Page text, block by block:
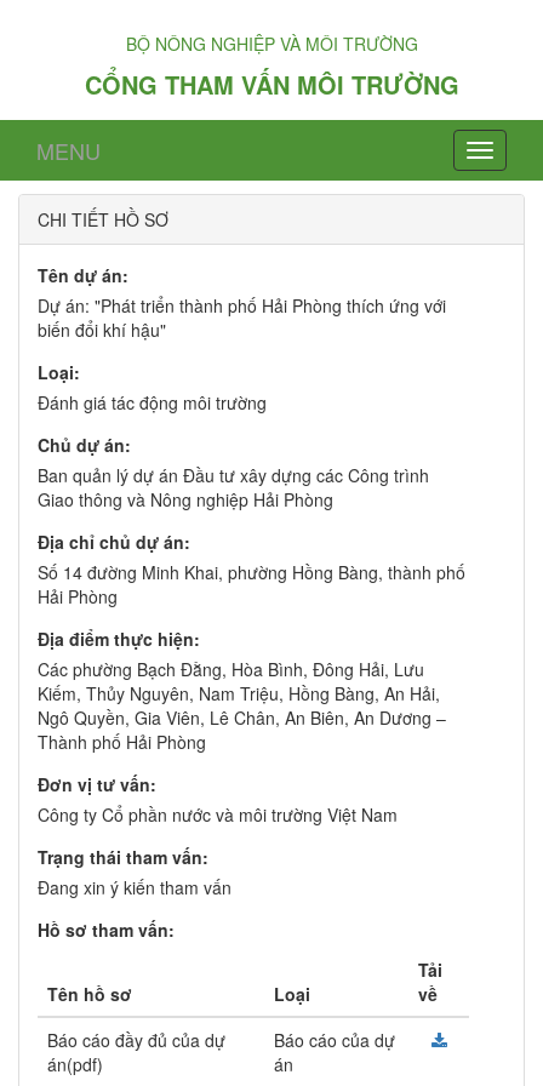
BỘ NÔNG NGHIỆP VÀ MÔI TRƯỜNG
CỔNG THAM VẤN MÔI TRƯỜNG
MENU
CHI TIẾT HỒ SƠ
Tên dự án:
Dự án: "Phát triển thành phố Hải Phòng thích ứng với
biến đổi khí hậu"
Loại:
Đánh giá tác động môi trường
Chủ dự án:
Ban quản lý dự án Đầu tư xây dựng các Công trình
Giao thông và Nông nghiệp Hải Phòng
Địa chỉ chủ dự án:
Số 14 đường Minh Khai, phường Hồng Bàng, thành phố
Hải Phòng
Địa điểm thực hiện:
Các phường Bạch Đằng, Hòa Bình, Đông Hải, Lưu
Kiếm, Thủy Nguyên, Nam Triệu, Hồng Bàng, An Hải,
Ngô Quyền, Gia Viên, Lê Chân, An Biên, An Dương –
Thành phố Hải Phòng
Đơn vị tư vấn:
Công ty Cổ phần nước và môi trường Việt Nam
Trạng thái tham vấn:
Đang xin ý kiến tham vấn
Hồ sơ tham vấn:
Tên hồ sơ Loại
Tải
về
Báo cáo đầy đủ của dự
án(pdf)
Báo cáo của dự
án